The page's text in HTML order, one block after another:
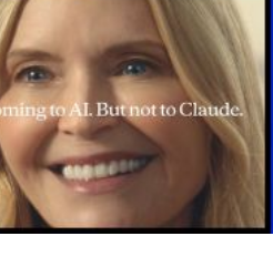
CASE HISTORY
OPINIONI